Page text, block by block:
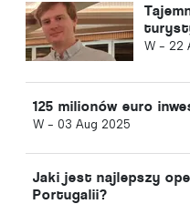
W - 22
125 milionów euro
W - 03 Aug 2025
Jaki jest najlepszy
Portugalii?